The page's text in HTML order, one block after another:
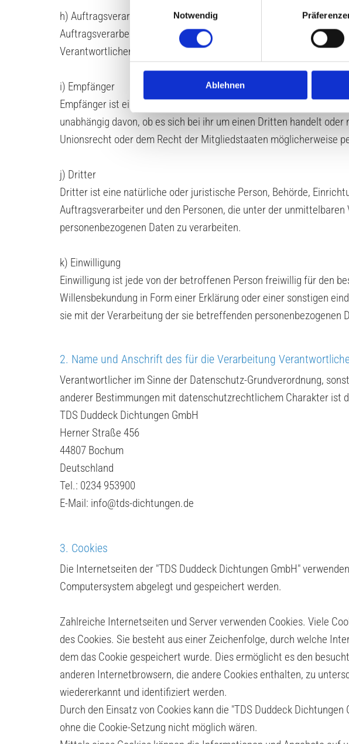
Notwendig
Ablehnen
h) Auftragsverarbeiter
Auftragsverarbeiter ist eine natürliche oder juristische Person,
Verantwortlichen verarbeitet.
i) Empfänger
Empfänger ist eine natürliche oder juristische Person, Behörde,
unabhängig davon, ob es sich bei ihr um einen Dritten handelt
Unionsrecht oder dem Recht der Mitgliedstaaten möglicherweise
j) Dritter
Dritter ist eine natürliche oder juristische Person, Behörde,
Auftragsverarbeiter und den Personen, die unter der
personenbezogenen Daten zu verarbeiten.
k) Einwilligung
Einwilligung ist jede von der betroffenen Person freiwillig für den
Willensbekundung in Form einer Erklärung oder einer sonstigen
sie mit der Verarbeitung der sie betreffenden personenbezogenen
2. Name und Anschrift des für die Verarbeitung
Verantwortlicher im Sinne der Datenschutz-Grundverordnung,
anderer Bestimmungen mit datenschutzrechtlichem Charakter ist
TDS Duddeck Dichtungen GmbH
Herner Straße 456
44807 Bochum
Deutschland
Tel.: 0234 953900
E-Mail: info@tds-dichtungen.de
3. Cookies
Die Internetseiten der "TDS Duddeck Dichtungen GmbH"
Computersystem abgelegt und gespeichert werden.
Zahlreiche Internetseiten und Server verwenden Cookies. Viele
des Cookies. Sie besteht aus einer Zeichenfolge, durch welche
dem das Cookie gespeichert wurde. Dies ermöglicht es den
anderen Internetbrowsern, die andere Cookies enthalten, zu
wiedererkannt und identifiziert werden.
Durch den Einsatz von Cookies kann die "TDS Duddeck
ohne die Cookie-Setzung nicht möglich wären.